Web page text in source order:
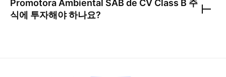
Promotora Ambiental SAB de CV Class B 주
식에 투자해야 하나요?